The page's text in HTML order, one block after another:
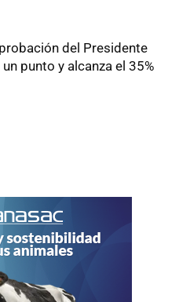
del Presidente
punto y alcanza el 35%